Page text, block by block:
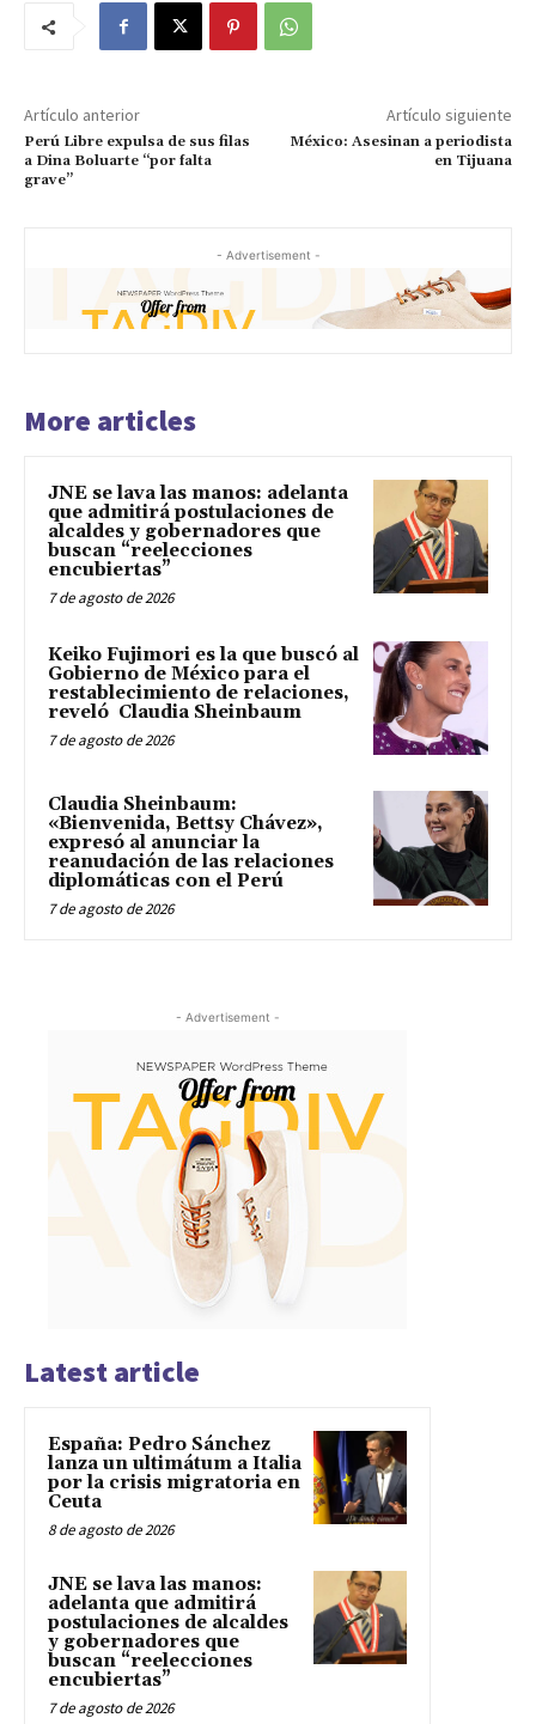
Artículo anterior
Perú Libre expulsa de sus filas
a Dina Boluarte “por falta
grave”
Artículo siguiente
México: Asesinan a periodista
en Tijuana
- Advertisement -
More articles
JNE se lava las manos: adelanta
que admitirá postulaciones de
alcaldes y gobernadores que
buscan “reelecciones
encubiertas”
7 de agosto de 2026
Keiko Fujimori es la que buscó al
Gobierno de México para el
restablecimiento de relaciones,
reveló Claudia Sheinbaum
7 de agosto de 2026
Claudia Sheinbaum:
«Bienvenida, Bettsy Chávez»,
expresó al anunciar la
reanudación de las relaciones
diplomáticas con el Perú
7 de agosto de 2026
- Advertisement -
Latest article
España: Pedro Sánchez
lanza un ultimátum a Italia
por la crisis migratoria en
Ceuta
8 de agosto de 2026
JNE se lava las manos:
adelanta que admitirá
postulaciones de alcaldes
y gobernadores que
buscan “reelecciones
encubiertas”
7 de agosto de 2026